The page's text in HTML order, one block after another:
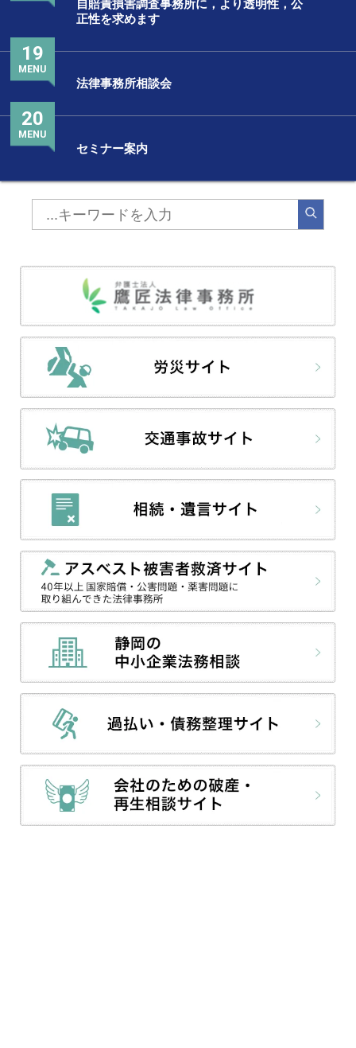
自賠責損害調査事務所に，より透明性，公
正性を求めます
法律事務所相談会
19
MENU
セミナー案内
20
MENU